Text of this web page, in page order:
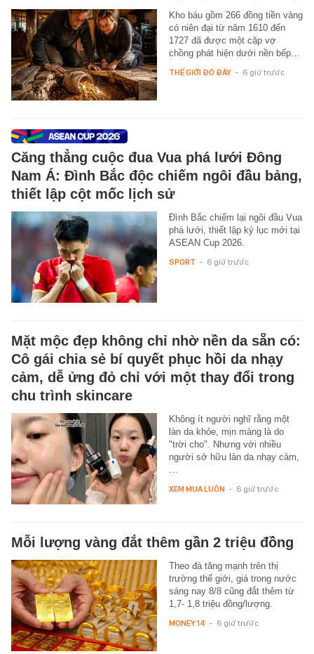
Kho báu gồm 266 đồng tiền vàng
có niên đại từ năm 1610 đến
1727 đã được một cặp vợ
chồng phát hiện dưới nền bếp…
THẾ GIỚI ĐÓ ĐÂY - 6 giờ trước
Căng thẳng cuộc đua Vua phá lưới Đông
Nam Á: Đình Bắc độc chiếm ngôi đầu bảng,
thiết lập cột mốc lịch sử
Đình Bắc chiếm lại ngôi đầu Vua
phá lưới, thiết lập kỷ lục mới tại
ASEAN Cup 2026.
SPORT - 6 giờ trước
Mặt mộc đẹp không chỉ nhờ nền da sẵn có:
Cô gái chia sẻ bí quyết phục hồi da nhạy
cảm, dễ ửng đỏ chỉ với một thay đổi trong
chu trình skincare
Không ít người nghĩ rằng một
làn da khỏe, mịn màng là do
"trời cho". Nhưng với nhiều
người sở hữu làn da nhạy cảm,
XEM MUA LUÔN - 6 giờ trước
Mỗi lượng vàng đắt thêm gần 2 triệu đồng
Theo đà tăng mạnh trên thị
trường thế giới, giá trong nước
sáng nay 8/8 cũng đắt thêm từ
1,7- 1,8 triệu đồng/lượng.
MONEY.14 - 6 giờ trước